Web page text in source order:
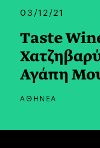
03/12/21
Taste
Αγάπη
ΑΘΗΝΕΑ